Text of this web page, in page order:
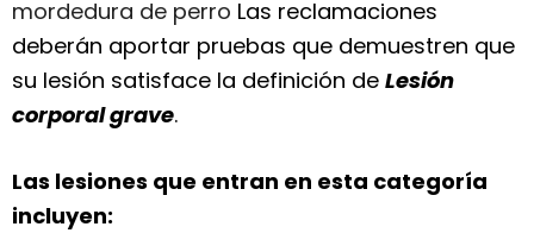
mordedura de perro Las reclamaciones
deberán aportar pruebas que demuestren que
su lesión satisface la definición de Lesión
corporal grave.
Las lesiones que entran en esta categoría
incluyen: